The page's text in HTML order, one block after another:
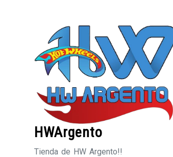
HWArgento
Tienda de HW Argento!!